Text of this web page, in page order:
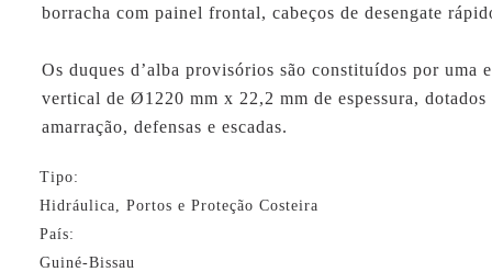
borracha com painel frontal, cabeços de desengate
Os duques d’alba provisórios são constituídos por uma
vertical de Ø1220 mm x 22,2 mm de espessura, dotados
amarração, defensas e escadas.
Tipo:
Hidráulica, Portos e Proteção Costeira
País:
Guiné-Bissau